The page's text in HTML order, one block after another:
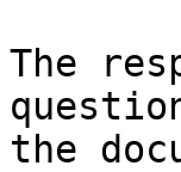
The
the